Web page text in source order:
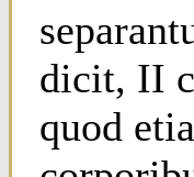
dicit, II
quod